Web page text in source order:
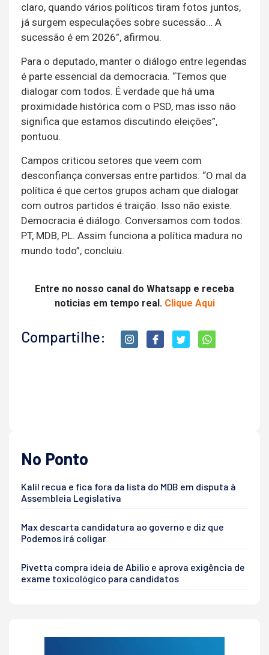
claro, quando vários políticos tiram fotos juntos,
já surgem especulações sobre sucessão… A
sucessão é em 2026”, afirmou.
Para o deputado, manter o diálogo entre legendas
é parte essencial da democracia. “Temos que
dialogar com todos. É verdade que há uma
proximidade histórica com o PSD, mas isso não
significa que estamos discutindo eleições”,
pontuou.
Campos criticou setores que veem com
desconfiança conversas entre partidos. “O mal da
política é que certos grupos acham que dialogar
com outros partidos é traição. Isso não existe.
Democracia é diálogo. Conversamos com todos:
PT, MDB, PL. Assim funciona a política madura no
mundo todo”, concluiu.
Entre no nosso canal do Whatsapp e receba
noticias em tempo real. Clique Aqui
Compartilhe:
No Ponto
Kalil recua e fica fora da lista do MDB em disputa à
Assembleia Legislativa
Max descarta candidatura ao governo e diz que
Podemos irá coligar
Pivetta compra ideia de Abilio e aprova exigência de
exame toxicológico para candidatos